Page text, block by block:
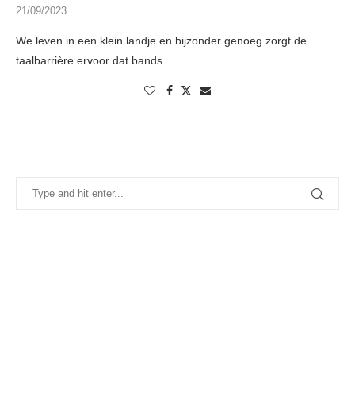
21/09/2023
We leven in een klein landje en bijzonder genoeg zorgt de
taalbarrière ervoor dat bands …